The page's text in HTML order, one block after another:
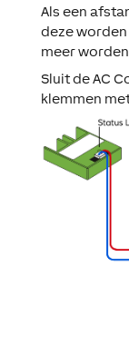
Als een
deze
meer
Sluit de AC
klemmen